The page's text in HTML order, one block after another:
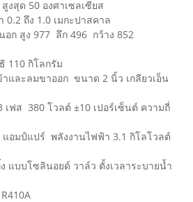
สุด 50 องศาเซลเซียส
0.2 ถึง 1.0 เมกะปาสคาล
อก สูง 977 ลึก 496 กว้าง 852
110 กิโลกรัม
และลมขาออก ขนาด 2 นิ้ว เกลียวเอ็น
เฟส 380 โวลต์ ±10 เปอร์เซ็นต์ ความถี่
แอมป์แปร์ พลังงานไฟฟ้า 3.1 กิโลโวลต์
แบบโซลินอยด์ วาล์ว ตั้งเวลาระบายน้ำ